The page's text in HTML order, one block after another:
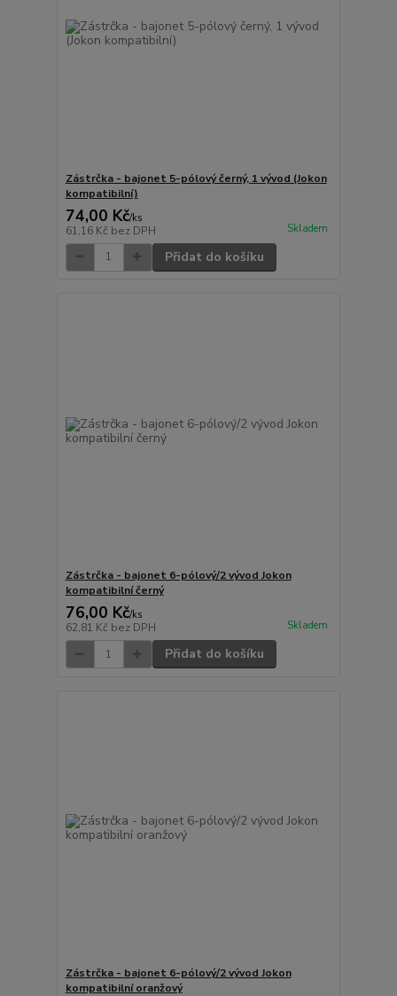
Zástrčka - bajonet 5-pólový černý, 1 vývod (Jokon
kompatibilní)
74,00 Kč/ks
61,16 Kč bez DPH Skladem
Přidat do košíku
Zástrčka - bajonet 6-pólový/2 vývod Jokon
kompatibilní černý
76,00 Kč/ks
62,81 Kč bez DPH Skladem
Přidat do košíku
Zástrčka - bajonet 6-pólový/2 vývod Jokon
kompatibilní oranžový